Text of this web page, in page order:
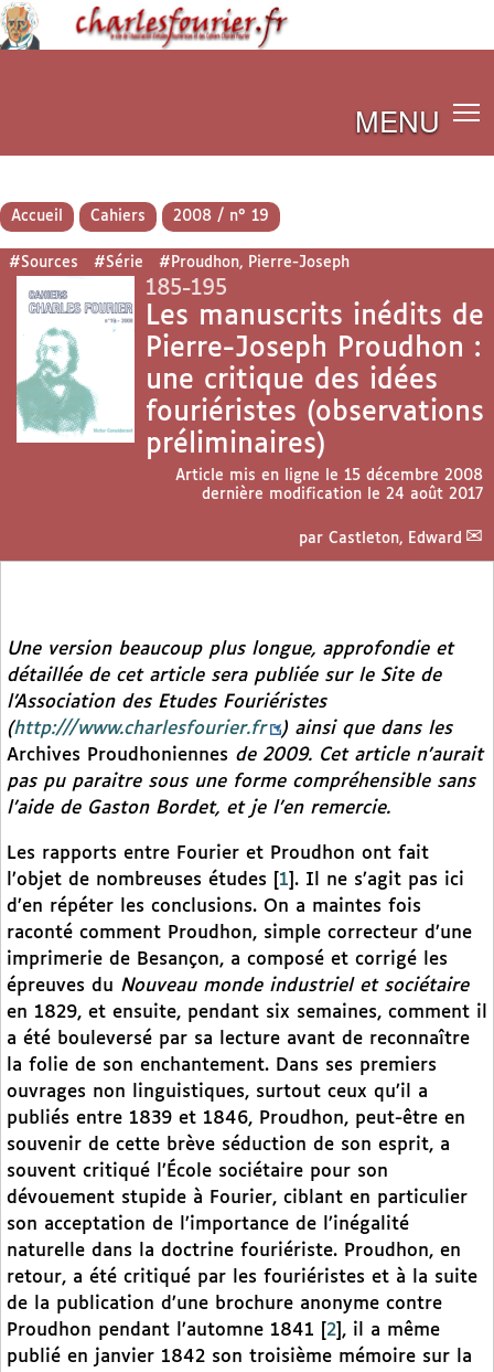
MENU
Accueil Cahiers 2008 / n° 19
#Sources #Série #Proudhon, Pierre-Joseph
185-195
Les manuscrits inédits de
Pierre-Joseph Proudhon :
une critique des idées
fouriéristes (observations
préliminaires)
Article mis en ligne le 15 décembre 2008
dernière modification le 24 août 2017
par Castleton, Edward
Une version beaucoup plus longue, approfondie et
détaillée de cet article sera publiée sur le Site de
l’Association des Etudes Fouriéristes
(http:///www.charlesfourier.fr
) ainsi que dans les
Archives Proudhoniennes de 2009. Cet article n’aurait
pas pu paraitre sous une forme compréhensible sans
l’aide de Gaston Bordet, et je l’en remercie.
Les rapports entre Fourier et Proudhon ont fait
l’objet de nombreuses études
1 . Il ne s’agit pas ici
d’en répéter les conclusions. On a maintes fois
raconté comment Proudhon, simple correcteur d’une
imprimerie de Besançon, a composé et corrigé les
épreuves du Nouveau monde industriel et sociétaire
en 1829, et ensuite, pendant six semaines, comment il
a été bouleversé par sa lecture avant de reconnaître
la folie de son enchantement. Dans ses premiers
ouvrages non linguistiques, surtout ceux qu’il a
publiés entre 1839 et 1846, Proudhon, peut-être en
souvenir de cette brève séduction de son esprit, a
souvent critiqué l’École sociétaire pour son
dévouement stupide à Fourier, ciblant en particulier
son acceptation de l’importance de l’inégalité
naturelle dans la doctrine fouriériste. Proudhon, en
retour, a été critiqué par les fouriéristes et à la suite
de la publication d’une brochure anonyme contre
Proudhon pendant l’automne 1841
2 , il a même
publié en janvier 1842 son troisième mémoire sur la